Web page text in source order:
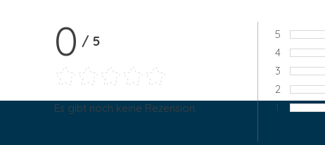
0 / 5
Es gibt noch keine Rezension.
5
4
3
2
1